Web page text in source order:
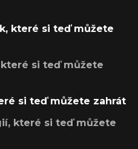
které si teď můžete
si teď můžete
si teď můžete zahrát
které si teď můžete